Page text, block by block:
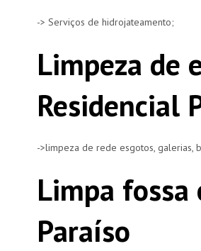
-> Serviços de hidrojateamento;
Limpeza de
Residencial
->limpeza de rede esgotos, galerias,
Limpa fossa
Paraíso